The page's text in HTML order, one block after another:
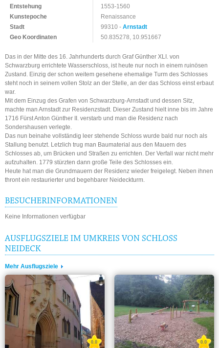
Entstehung
1553-1560
Kunstepoche
Renaissance
Stadt
99310 -Arnstadt
Geo Koordinaten
50.835278, 10.951667
Das in der Mitte des 16. Jahrhunderts durch Graf Günther XLI. von
Schwarzburg errichtete Wasserschloss, ist heute nur noch in einem ruinösen
Zustand. Einzig der schon weitem gesehene ehemalige Turm des Schlosses
steht noch in seinem vollen Stolz an der Stelle, an der das Schloss einst erbaut
war.
Mit dem Einzug des Grafen von Schwarzburg-Arnstadt und dessen Sitz,
machte man Arnstadt zur Residenzstadt. Dieser Zustand hielt inne bis im Jahre
1716 Fürst Anton Günther II. verstarb und man die Residenz nach
Sondershausen verlegte.
Das nun beinahe vollständig leer stehende Schloss wurde bald nur noch als
Stallung benutzt. Letzlich trug man Baumaterial aus den Mauern des
Schlosses ab, um Brücken und Straßen zu errichten. Der Verfall war nicht mehr
aufzuhalten. 1779 stürzten dann große Teile des Schlosses ein.
Heute hat man die Grundmauern der Residenz wieder freigelegt. Neben ihnen
thront ein restaurierter und begehbarer Neideckturm.
BESUCHERINFORMATIONEN
Keine Informationen verfügbar
AUSFLUGSZIELE IM UMKREIS VON SCHLOSS
NEIDECK
Mehr Ausflugsziele
0.0 0.0